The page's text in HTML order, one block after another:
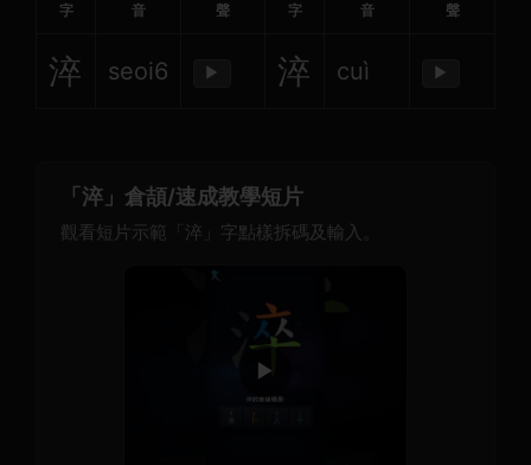
字
音
聲
字
音
聲
淬 seoi6 ▶ 淬 cuì ▶
「淬」倉頡/速成教學短片
觀看短片示範「淬」字點樣拆碼及輸入。
▶